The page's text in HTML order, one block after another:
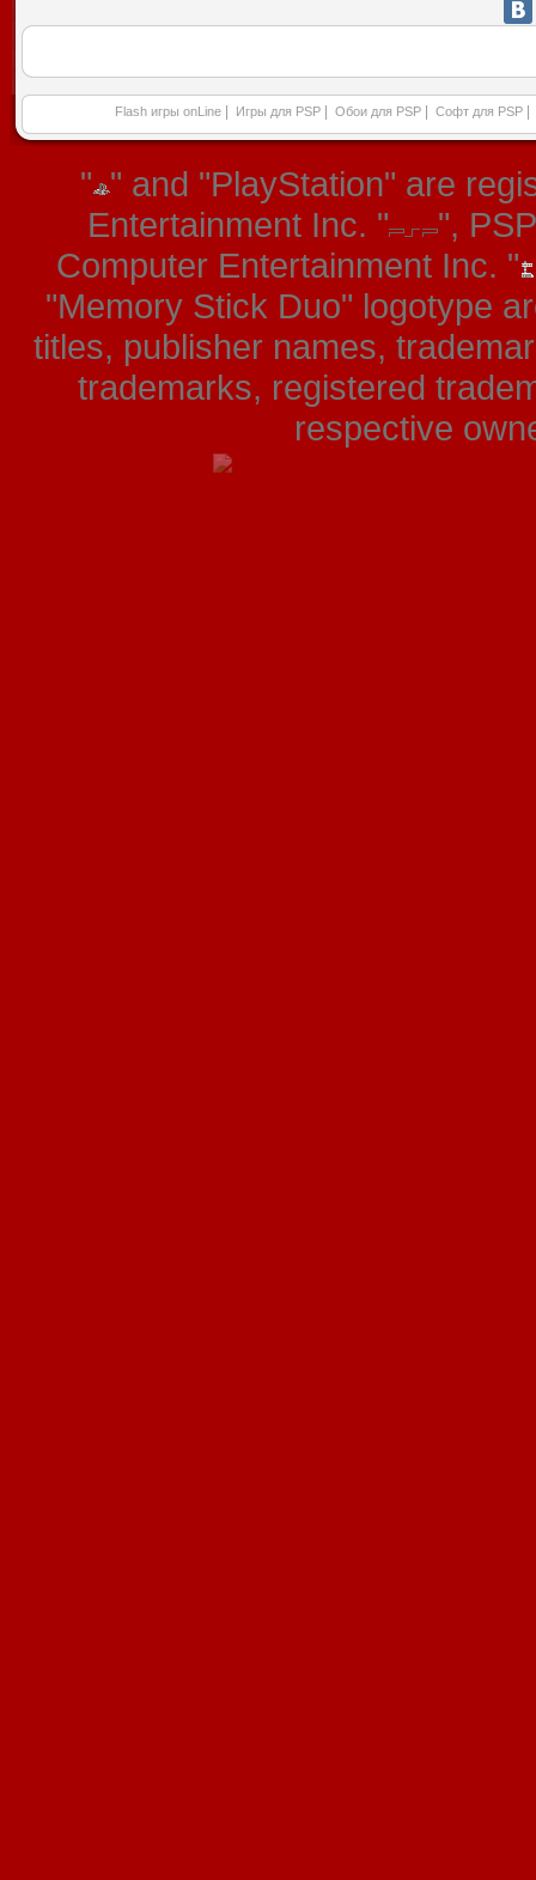
Flash игры onLine Игры для PSP Обои для PSP Софт для PSP
" " and "PlayStation" are
Entertainment Inc. "
",
Computer Entertainment Inc. "
"Memory Stick Duo" logotype
titles, publisher names,
trademarks, registered
respective